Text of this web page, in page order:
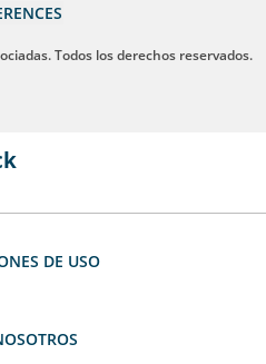
Todos los derechos reservados.
DE USO